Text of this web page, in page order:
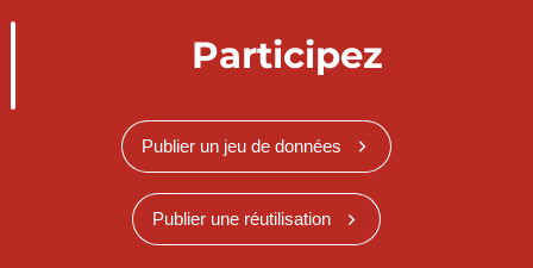
Participez
Publier un jeu de données
Publier une réutilisation